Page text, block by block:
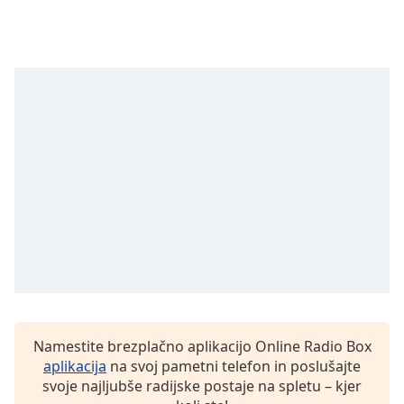
Text
Namestite brezplačno aplikacijo Online Radio Box
aplikacija na svoj pametni telefon in poslušajte
svoje najljubše radijske postaje na spletu – kjer